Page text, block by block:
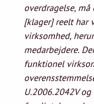
overdragelse,
[klager] reelt har
virksomhed,
medarbejdere.
funktionel
U.2006.2042V